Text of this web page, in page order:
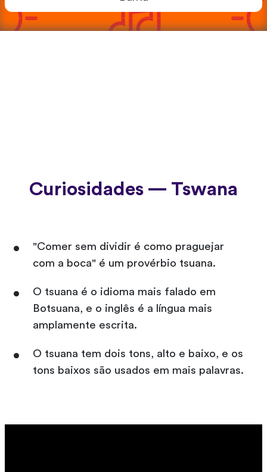
Curiosidades — Tswana
"Comer sem dividir é como praguejar
com a boca" é um provérbio tsuana.
O tsuana é o idioma mais falado em
Botsuana, e o inglês é a língua mais
amplamente escrita.
O tsuana tem dois tons, alto e baixo, e os
tons baixos são usados em mais palavras.